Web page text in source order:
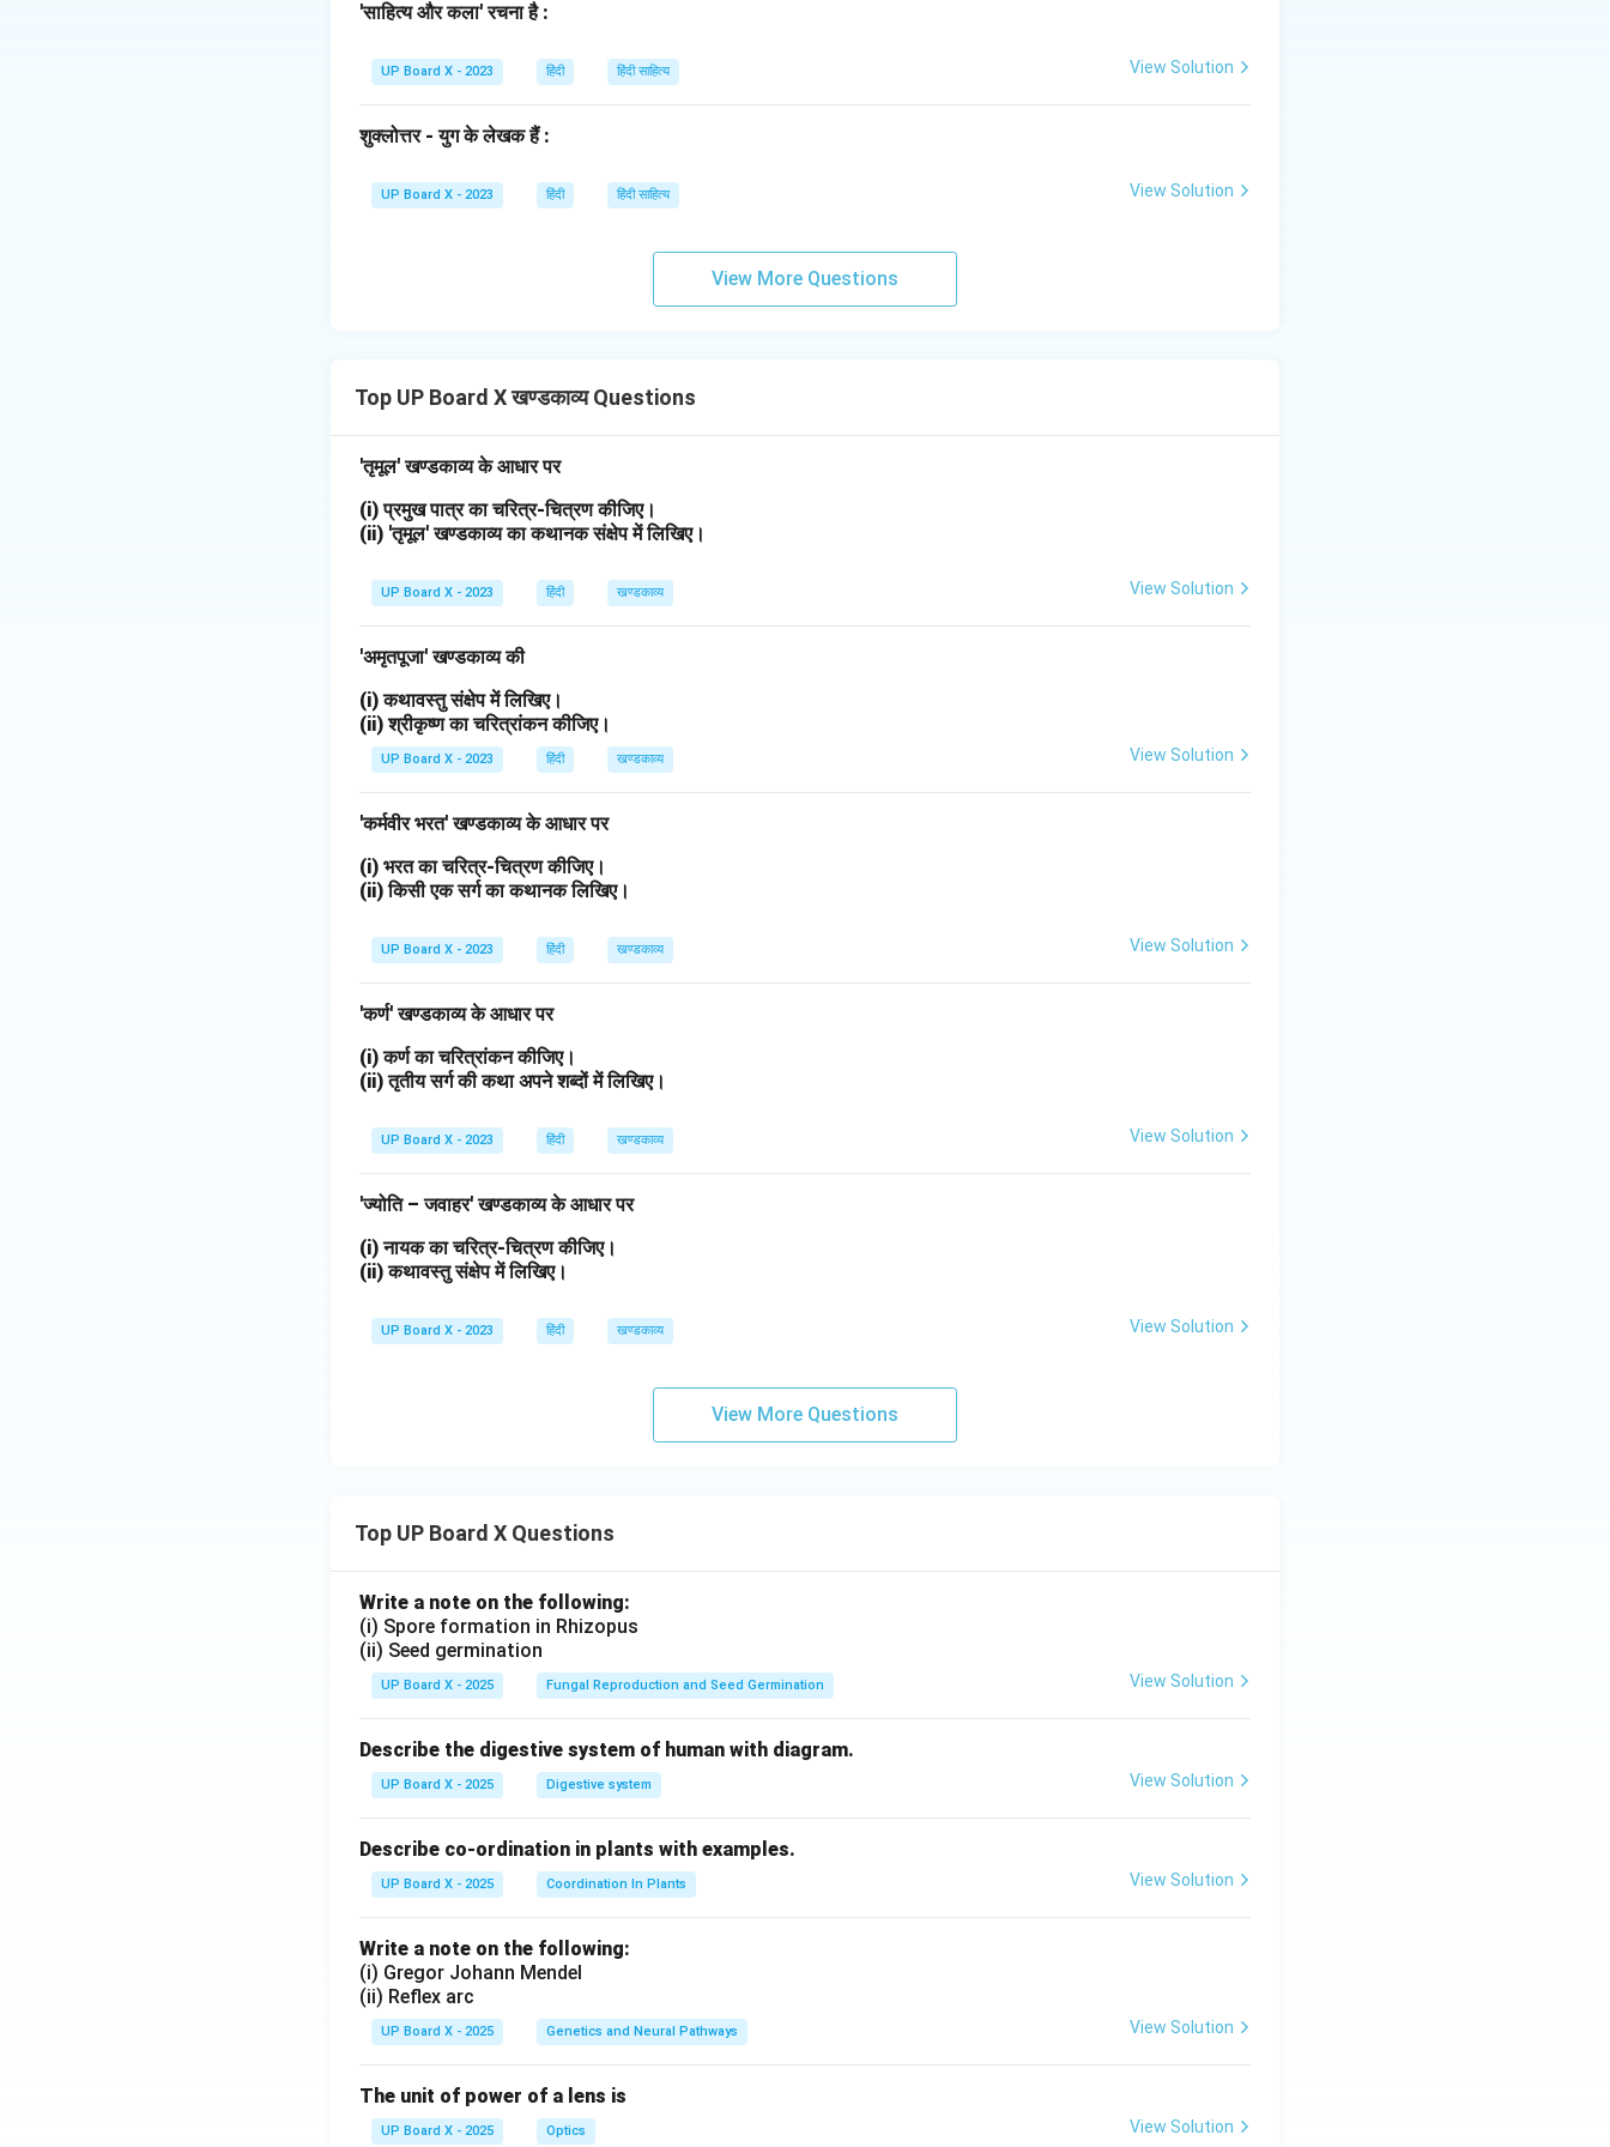
'साहित्य और कला' रचना है :
UP Board X - 2023 हिंदी हिंदी साहित्य View Solution
शुक्लोत्तर - युग के लेखक हैं :
UP Board X - 2023 हिंदी हिंदी साहित्य View Solution
View More Questions
Top UP Board X खण्डकाव्य Questions
'तृमूल' खण्डकाव्य के आधार पर
(i) प्रमुख पात्र का चरित्र-चित्रण कीजिए।
(ii) 'तृमूल' खण्डकाव्य का कथानक संक्षेप में लिखिए।
UP Board X - 2023 हिंदी खण्डकाव्य View Solution
'अमृतपूजा' खण्डकाव्य की
(i) कथावस्तु संक्षेप में लिखिए।
(ii) श्रीकृष्ण का चरित्रांकन कीजिए।
UP Board X - 2023 हिंदी खण्डकाव्य View Solution
'कर्मवीर भरत' खण्डकाव्य के आधार पर
(i) भरत का चरित्र-चित्रण कीजिए।
(ii) किसी एक सर्ग का कथानक लिखिए।
UP Board X - 2023 हिंदी खण्डकाव्य View Solution
'कर्ण' खण्डकाव्य के आधार पर
(i) कर्ण का चरित्रांकन कीजिए।
(ii) तृतीय सर्ग की कथा अपने शब्दों में लिखिए।
UP Board X - 2023 हिंदी खण्डकाव्य View Solution
'ज्योति – जवाहर' खण्डकाव्य के आधार पर
(i) नायक का चरित्र-चित्रण कीजिए।
(ii) कथावस्तु संक्षेप में लिखिए।
UP Board X - 2023 हिंदी खण्डकाव्य View Solution
View More Questions
Top UP Board X Questions
Write a note on the following:
(i) Spore formation in Rhizopus
(ii) Seed germination
UP Board X - 2025 Fungal Reproduction and Seed Germination View Solution
Describe the digestive system of human with diagram.
UP Board X - 2025 Digestive system View Solution
Describe co-ordination in plants with examples.
UP Board X - 2025 Coordination In Plants View Solution
Write a note on the following:
(i) Gregor Johann Mendel
(ii) Reflex arc
UP Board X - 2025 Genetics and Neural Pathways View Solution
The unit of power of a lens is
UP Board X - 2025 Optics View Solution